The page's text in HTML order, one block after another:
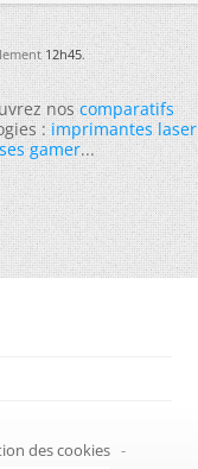
12h45.
noscomparatifs
:imprimantes laser
gamer...
des cookies -